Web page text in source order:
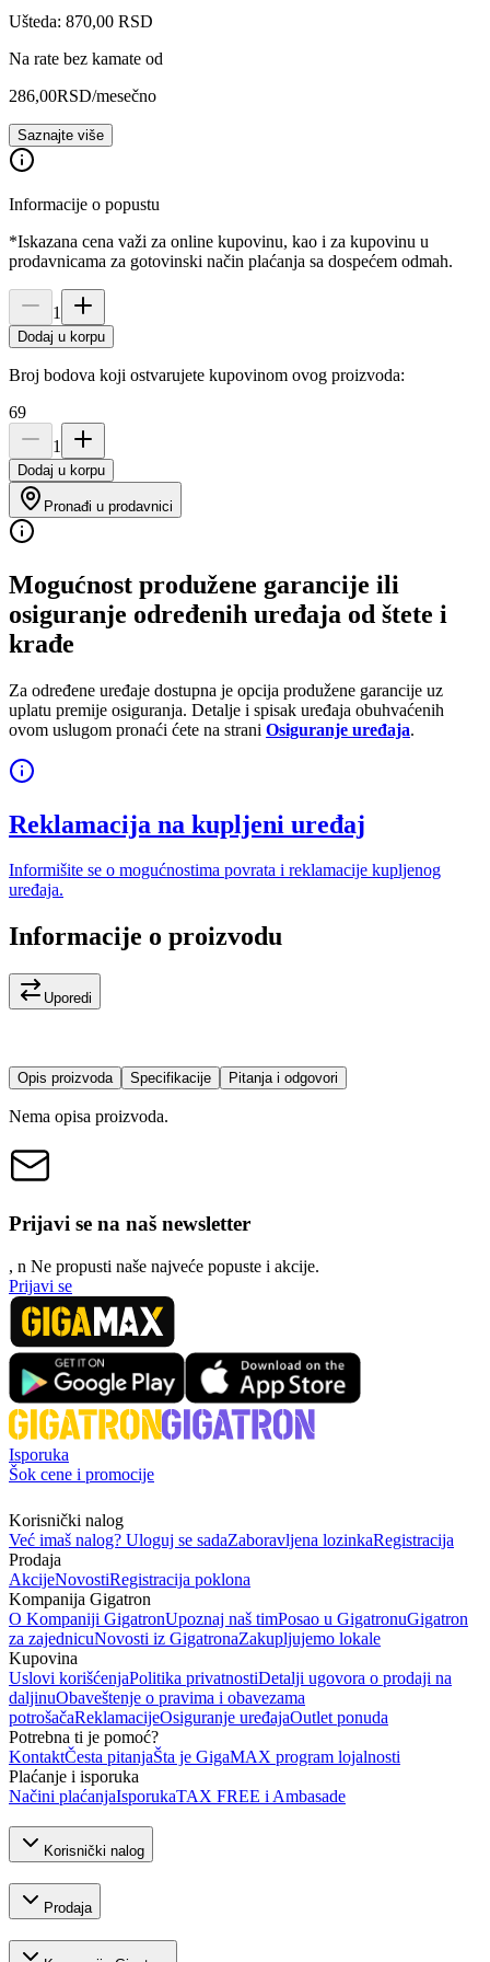
Ušteda: 870,00 RSD
Na rate bez kamate od
286,00RSD/mesečno
Saznajte više
Informacije o popustu
*Iskazana cena važi za online kupovinu, kao i za kupovinu u
prodavnicama za gotovinski način plaćanja sa dospećem odmah.
1
Dodaj u korpu
Broj bodova koji ostvarujete kupovinom ovog proizvoda:
69
1
Dodaj u korpu
Pronađi u prodavnici
Mogućnost produžene garancije ili
osiguranje određenih uređaja od štete i
krađe
Za određene uređaje dostupna je opcija produžene garancije uz
uplatu premije osiguranja. Detalje i spisak uređaja obuhvaćenih
ovom uslugom pronaći ćete na strani Osiguranje uređaja.
Reklamacija na kupljeni uređaj
Informišite se o mogućnostima povrata i reklamacije kupljenog
uređaja.
Informacije o proizvodu
Uporedi
Opis proizvoda Specifikacije Pitanja i odgovori
Nema opisa proizvoda.
Prijavi se na naš newsletter
, n Ne propusti naše najveće popuste i akcije.
Prijavi se
Isporuka
Šok cene i promocije
Korisnički nalog
Već imaš nalog? Uloguj se sadaZaboravljena lozinkaRegistracija
Prodaja
AkcijeNovostiRegistracija poklona
Kompanija Gigatron
O Kompaniji GigatronUpoznaj naš timPosao u GigatronuGigatron
za zajednicuNovosti iz GigatronaZakupljujemo lokale
Kupovina
Uslovi korišćenjaPolitika privatnostiDetalji ugovora o prodaji na
daljinuObaveštenje o pravima i obavezama
potrošačaReklamacijeOsiguranje uređajaOutlet ponuda
Potrebna ti je pomoć?
KontaktČesta pitanjaŠta je GigaMAX program lojalnosti
Plaćanje i isporuka
Načini plaćanjaIsporukaTAX FREE i Ambasade
Korisnički nalog
Prodaja